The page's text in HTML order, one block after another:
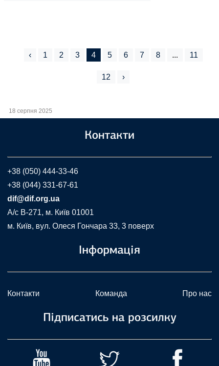
18 серпня 2025
‹ 1 2 3 4 5 6 7 8 ... 11
12 ›
Контакти
+38 (050) 444-33-46
+38 (044) 331-67-61
dif@dif.org.ua
A/c В-271, м. Київ 01001
м. Київ, вул. Олеся Гончара 33, 3 поверх
Інформація
Контакти Команда Про нас
Підписатись на розсилку